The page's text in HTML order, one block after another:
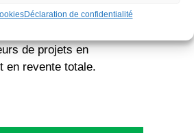
Déclaration de confidentialité
tarifs d’achat de l’électricité
de projets en
en revente totale.